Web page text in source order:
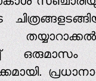
ഒരുമാസം